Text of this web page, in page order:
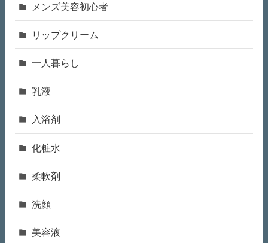
メンズ美容初心者
リップクリーム
一人暮らし
乳液
入浴剤
化粧水
柔軟剤
洗顔
美容液